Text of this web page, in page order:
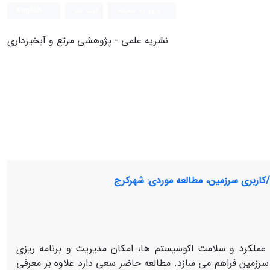
نشریه علمی - پژوهشی مرتع و آبخیزداری
سرزمین، مطالعه موردی: شهرکرج
و سلامت اکوسیستم ها، امکان مدیریت و برنامه ریزی
فراهم می سازد. مطالعه حاضر سعی دارد علاوه بر معرفی